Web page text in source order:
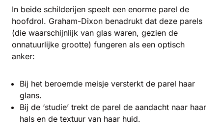
In beide schilderijen speelt een enorme parel de
hoofdrol. Graham-Dixon benadrukt dat deze parels
(die waarschijnlijk van glas waren, gezien de
onnatuurlijke grootte) fungeren als een optisch
anker:
Bij het beroemde meisje versterkt de parel haar
glans.
Bij de ‘studie’ trekt de parel de aandacht naar haar
hals en de textuur van haar huid.